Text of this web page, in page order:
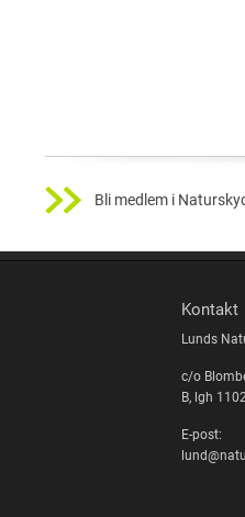
Bli medlem i
Kontakt
Lunds
c/o
B, lgh
E-post: